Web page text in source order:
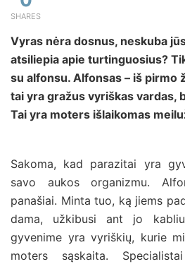
SHARES
Vyras nėra dosnus, neskuba
atsiliepia apie turtinguosius?
su alfonsu. Alfonsas – iš pirmo
tai yra gražus vyriškas vardas,
Tai yra moters išlaikomas
Sakoma, kad parazitai yra
savo aukos organizmu.
panašiai. Minta tuo, ką jiems
dama, užkibusi ant jo
gyvenime yra vyriškių, kurie
moters sąskaita.